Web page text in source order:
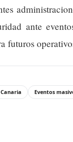
ante
futuros
Eventos